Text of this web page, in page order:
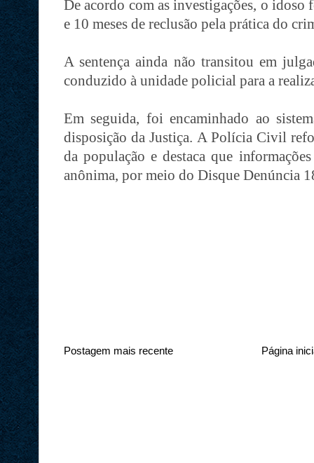
De acordo com as investigações, o idoso
e 10 meses de reclusão pela prática do
A sentença ainda não transitou em
conduzido à unidade policial para a
Em seguida, foi encaminhado ao
disposição da Justiça. A Polícia Civil
da população e destaca que
anônima, por meio do Disque Denúncia
Postagem mais recente Página